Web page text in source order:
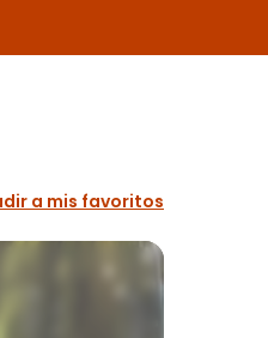
favoris
a mis favoritos